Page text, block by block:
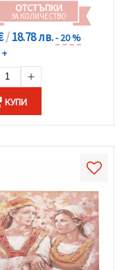
ОТСТЪПКИ
ЗА КОЛИЧЕСТВО
/18.78 лв.- 20 %
+
КУПИ